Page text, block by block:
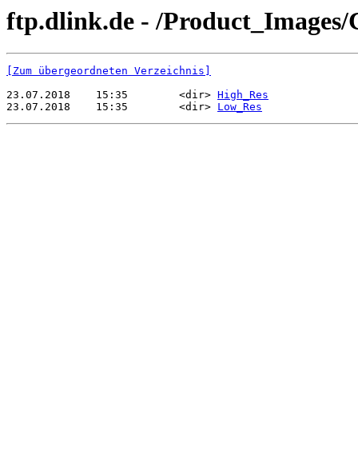
ftp.dlink.de - /Product_Images/
[Zum übergeordneten Verzeichnis]
23.07.2018    15:35        <dir> High_Res
23.07.2018    15:35        <dir> Low_Res